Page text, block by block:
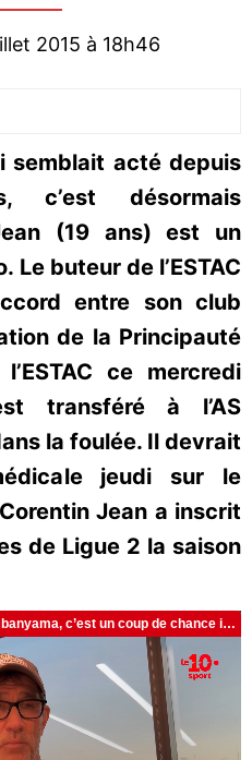
2015 à 18h46
semblait acté depuis
c’est désormais
(19 ans) est un
Le buteur de l’ESTAC
entre son club
de la Principauté
ce mercredi
transféré à l’AS
la foulée. Il devrait
jeudi sur le
Jean a inscrit
de Ligue 2 la saison